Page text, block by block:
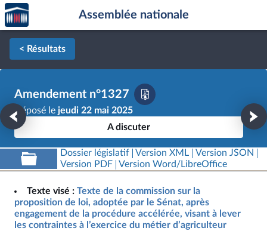
Aller au contenu
Aller en bas de la page
Accèder
à la
page
d'accueil
Assemblée nationale
< Résultats
Amendement n°1327
Déposé le jeudi 22 mai 2025
A discuter
Dossier législatif Version XML
Version JSON
Version PDF
Version Word/LibreOffice
Texte visé : Texte de la commission sur la
proposition de loi, adoptée par le Sénat, après
engagement de la procédure accélérée, visant à lever
les contraintes à l’exercice du métier d’agriculteur